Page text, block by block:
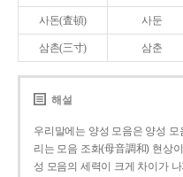
사돈(査頓) 사둔
삼촌(三寸) 삼춘
해설
우리말에는 양성 모음은 양성
리는 모음 조화(母音調和) 현상
성 모음의 세력이 크게 차이가